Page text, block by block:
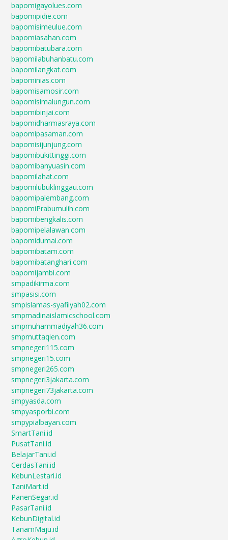
bapomigayolues.com
bapomipidie.com
bapomisimeulue.com
bapomiasahan.com
bapomibatubara.com
bapomilabuhanbatu.com
bapomilangkat.com
bapominias.com
bapomisamosir.com
bapomisimalungun.com
bapomibinjai.com
bapomidharmasraya.com
bapomipasaman.com
bapomisijunjung.com
bapomibukittinggi.com
bapomibanyuasin.com
bapomilahat.com
bapomilubuklinggau.com
bapomipalembang.com
bapomiPrabumulih.com
bapomibengkalis.com
bapomipelalawan.com
bapomidumai.com
bapomibatam.com
bapomibatanghari.com
bapomijambi.com
smpadikirma.com
smpasisi.com
smpislamas-syafiiyah02.com
smpmadinaislamicschool.com
smpmuhammadiyah36.com
smpmuttaqien.com
smpnegeri115.com
smpnegeri15.com
smpnegeri265.com
smpnegeri3jakarta.com
smpnegeri73jakarta.com
smpyasda.com
smpyasporbi.com
smpypialbayan.com
SmartTani.id
PusatTani.id
BelajarTani.id
CerdasTani.id
KebunLestari.id
TaniMart.id
PanenSegar.id
PasarTani.id
KebunDigital.id
TanamMaju.id